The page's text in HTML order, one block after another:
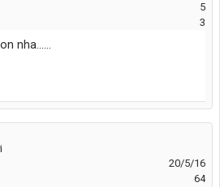
5
3
nha......
20/5/16
64